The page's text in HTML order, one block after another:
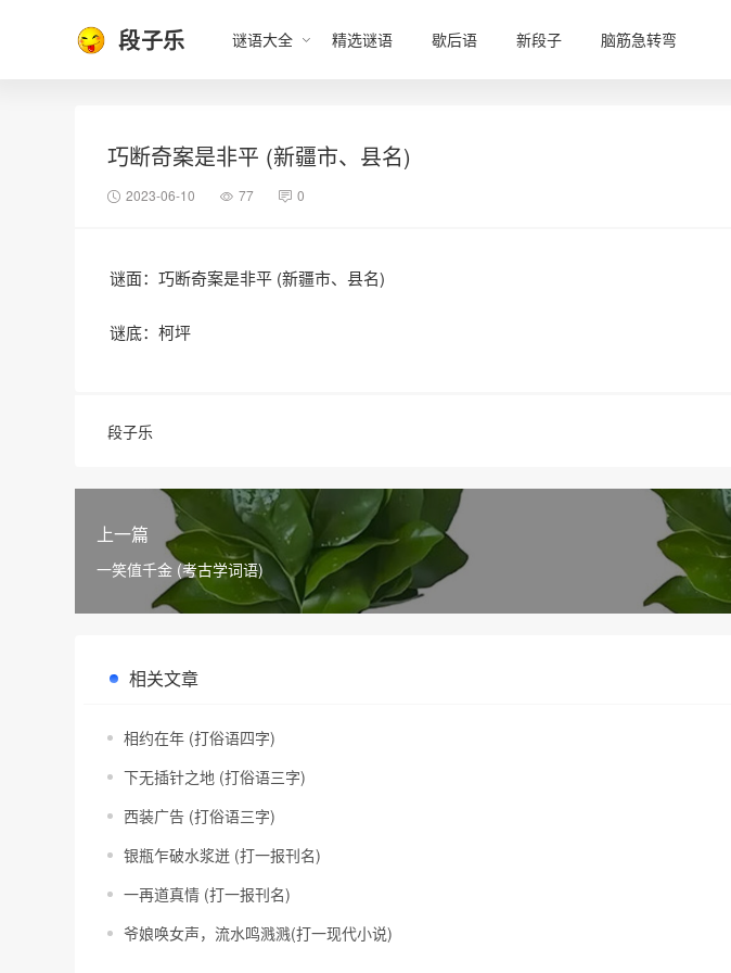
段子乐 谜语大全 精选谜语 歇后语 新段子 脑筋急转弯
巧断奇案是非平 (新疆市、县名)
2023-06-10 77 0
谜面：巧断奇案是非平 (新疆市、县名)
谜底：柯坪
段子乐
上一篇
一笑值千金 (考古学词语)
相关文章
相约在年 (打俗语四字)
下无插针之地 (打俗语三字)
西装广告 (打俗语三字)
银瓶乍破水浆迸 (打一报刊名)
一再道真情 (打一报刊名)
爷娘唤女声，流水鸣溅溅(打一现代小说)